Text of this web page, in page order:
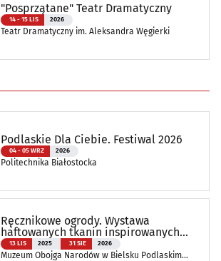
"Posprzątane" Teatr Dramatyczny
14 - 15 LIS 2026
Teatr Dramatyczny im. Aleksandra Węgierki
Podlaskie Dla Ciebie. Festiwal 2026
04 - 05 WRZ 2026
Politechnika Białostocka
Ręcznikowe ogrody. Wystawa
haftowanych tkanin inspirowanych
naturą
13 LIS 2025 31 SIE 2026
Muzeum Obojga Narodów w Bielsku Podlaskim